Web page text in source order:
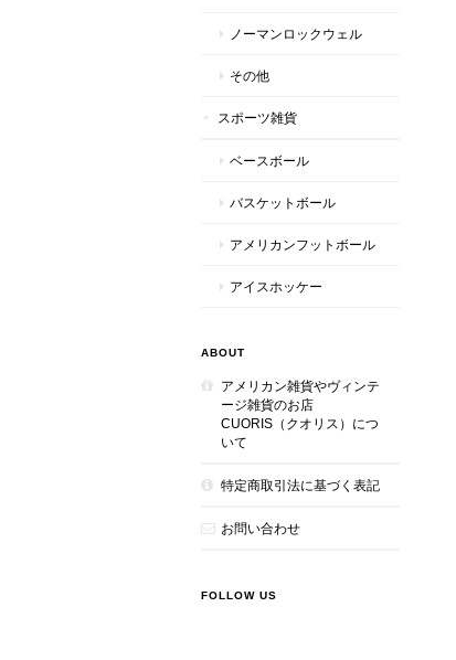
ノーマンロックウェル
その他
スポーツ雑貨
ベースボール
バスケットボール
アメリカンフットボール
アイスホッケー
ABOUT
アメリカン雑貨やヴィンテ
ージ雑貨のお店
CUORIS（クオリス）につ
いて
特定商取引法に基づく表記
お問い合わせ
FOLLOW US